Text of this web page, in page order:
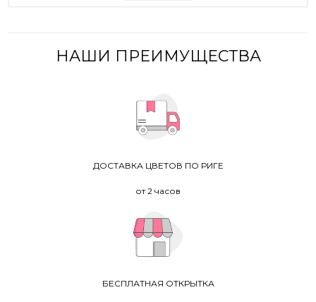
НАШИ ПРЕИМУЩЕСТВА
ДОСТАВКА ЦВЕТОВ ПО РИГЕ
от 2 часов
БЕСПЛАТНАЯ ОТКРЫТКА